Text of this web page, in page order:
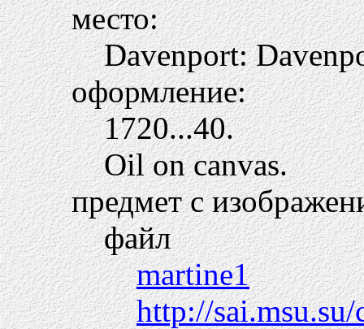
место:
Davenport:
оформление:
1720...40.
Oil on canvas.
предмет с
файл
martine1
http://